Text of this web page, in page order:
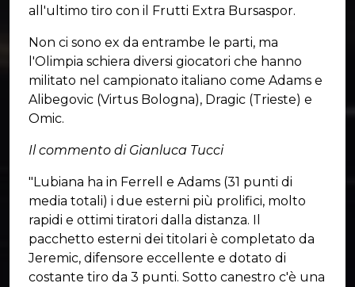
all'ultimo tiro con il Frutti Extra Bursaspor.
Non ci sono ex da entrambe le parti, ma
l'Olimpia schiera diversi giocatori che hanno
militato nel campionato italiano come Adams e
Alibegovic (Virtus Bologna), Dragic (Trieste) e
Omic.
Il commento di Gianluca Tucci
"Lubiana ha in Ferrell e Adams (31 punti di
media totali) i due esterni più prolifici, molto
rapidi e ottimi tiratori dalla distanza. Il
pacchetto esterni dei titolari è completato da
Jeremic, difensore eccellente e dotato di
costante tiro da 3 punti. Sotto canestro c'è una